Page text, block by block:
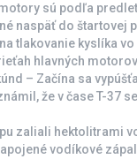
sú podľa
naspäť do štartovej
tlakovanie kyslíka
hlavných
– Začína sa
že v čase T-37
zaliali hektolitrami
vodíkové